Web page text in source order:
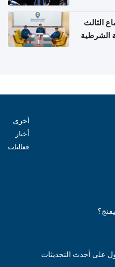
الثالث
الشرطية
أخرى
أخبار
فعاليات
على أحدث التحديثات